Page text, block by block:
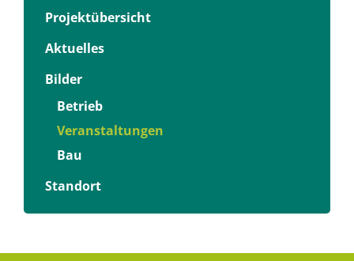
Projektübersicht
Aktuelles
Bilder
Betrieb
Veranstaltungen
Bau
Standort